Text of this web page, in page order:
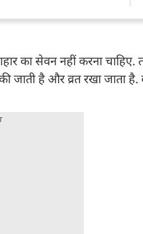
का सेवन नहीं करना चाहिए.
है और व्रत रखा जाता है.